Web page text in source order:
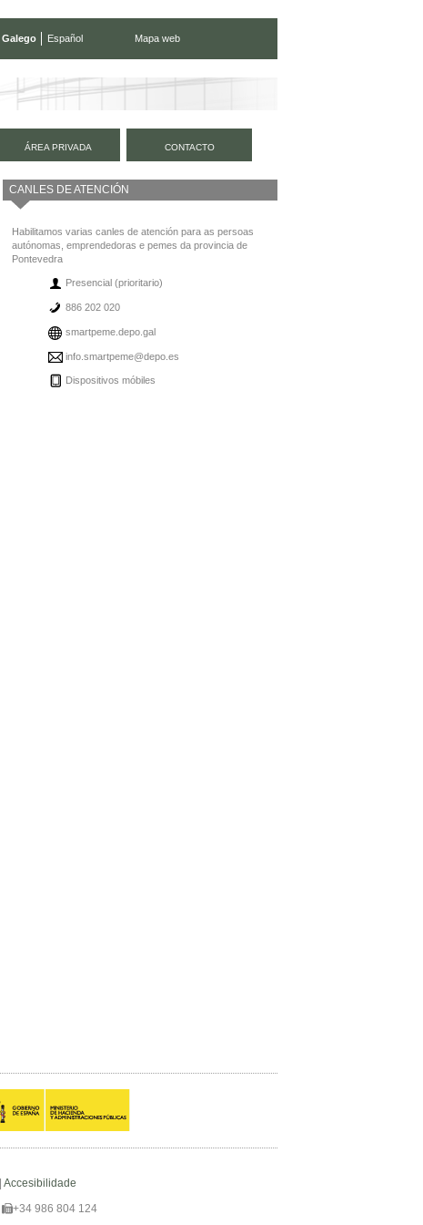
Galego Español Mapa web
ÁREA PRIVADA CONTACTO
CANLES DE ATENCIÓN
Habilitamos varias canles de atención para as persoas
autónomas, emprendedoras e pemes da provincia de
Pontevedra
Presencial (prioritario)
886 202 020
smartpeme.depo.gal
info.smartpeme@depo.es
Dispositivos móbiles
Accesibilidade
+34 986 804 124